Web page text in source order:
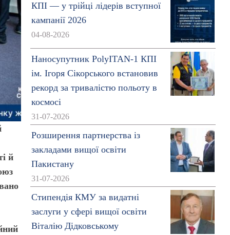
й
КПІ — у трійці лідерів вступної
кампанії 2026
04-08-2026
Наносупутник PolyITAN-1 КПІ
ім. Ігоря Сікорського встановив
рекорд за тривалістю польоту в
космосі
31-07-2026
Розширення партнерства із
закладами вищої освіти
Пакистану
31-07-2026
Стипендія КМУ за видатні
заслуги у сфері вищої освіти
Віталію Дідковському